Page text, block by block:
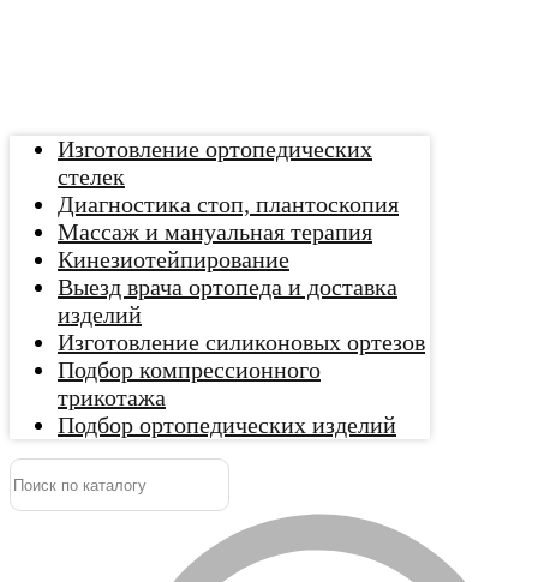
Изготовление ортопедических
стелек
Диагностика стоп, плантоскопия
Массаж и мануальная терапия
Кинезиотейпирование
Выезд врача ортопеда и доставка
изделий
Изготовление силиконовых ортезов
Подбор компрессионного
трикотажа
Подбор ортопедических изделий